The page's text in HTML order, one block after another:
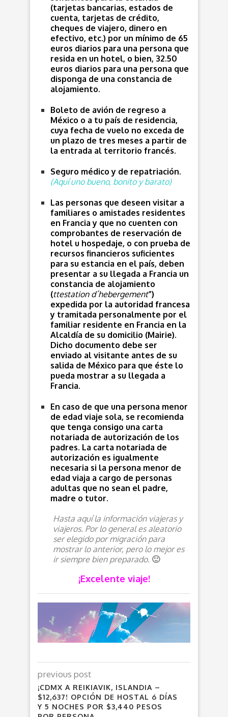
(tarjetas bancarias, estados de
cuenta, tarjetas de crédito,
cheques de viajero, dinero en
efectivo, etc.) por un mínimo de 65
euros diarios para una persona que
resida en un hotel, o bien, 32.50
euros diarios para una persona que
disponga de una constancia de
alojamiento.
Boleto de avión de regreso a
México o a tu país de residencia,
cuya fecha de vuelo no exceda de
un plazo de tres meses a partir de
la entrada al territorio francés.
Seguro médico y de repatriación.
(Aquí uno bueno, bonito y barato)
Las personas que deseen visitar a
familiares o amistades residentes
en Francia y que no cuenten con
comprobantes de reservación de
hotel u hospedaje, o con prueba de
recursos financieros suficientes
para su estancia en el país, deben
presentar a su llegada a Francia un
constancia de alojamiento
(ttestation d´hebergement”)
expedida por la autoridad francesa
y tramitada personalmente por el
familiar residente en Francia en la
Alcaldía de su domicilio (Mairie).
Dicho documento debe ser
enviado al visitante antes de su
salida de México para que éste lo
pueda mostrar a su llegada a
Francia.
En caso de que una persona menor
de edad viaje sola, se recomienda
que tenga consigo una carta
notariada de autorización de los
padres. La carta notariada de
autorización es igualmente
necesaria si la persona menor de
edad viaja a cargo de personas
adultas que no sean el padre,
madre o tutor.
Hasta aquí la información viajeras y
viajeros. Por lo general es aleatorio
ser elegido por migración para
mostrar lo anterior, pero lo mejor es
ir siempre bien preparado. 🙂
¡Excelente viaje!
previous post
¡CDMX A REIKIAVIK, ISLANDIA –
$12,637! OPCIÓN DE HOSTAL 6 DÍAS
Y 5 NOCHES POR $3,440 PESOS